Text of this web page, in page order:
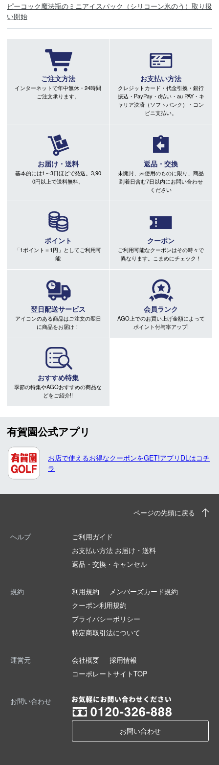
ピーコック魔法瓶のミニアイスパック（シリコーン氷のう）取り扱
い開始
ご注文方法
インターネットで年中無休・24時間
ご注文承ります。
お支払い方法
クレジットカード・代金引換・銀行
振込・PayPay・d払い・au PAY・キ
ャリア決済（ソフトバンク）・コン
ビニ支払い。
お届け・送料
基本的には1～3日ほどで発送。3,90
0円以上で送料無料。
返品・交換
未開封、未使用のものに限り、商品
到着日含む7日以内にお問い合わせ
ください
ポイント
「1ポイント＝1円」としてご利用可
能
クーポン
ご利用可能なクーポンはその時々で
異なります。こまめにチェック！
翌日配送サービス
アイコンのある商品はご注文の翌日
に商品をお届け！
会員ランク
AGO上でのお買い上げ金額によって
ポイント付与率アップ!
おすすめ特集
季節の特集やAGOおすすめの商品な
どをご紹介!!
有賀園公式アプリ
お店で使えるお得なクーポンをGET!アプリDLはコチ
ラ
ページの先頭に戻る
ヘルプ
ご利用ガイド
お支払い方法 お届け・送料
返品・交換・キャンセル
規約 利用規約
メンバーズカード規約
クーポン利用規約
プライバシーポリシー
特定商取引法について
運営元 会社概要
採用情報
コーポレートサイトTOP
お問い合わせ
お問い合わせ